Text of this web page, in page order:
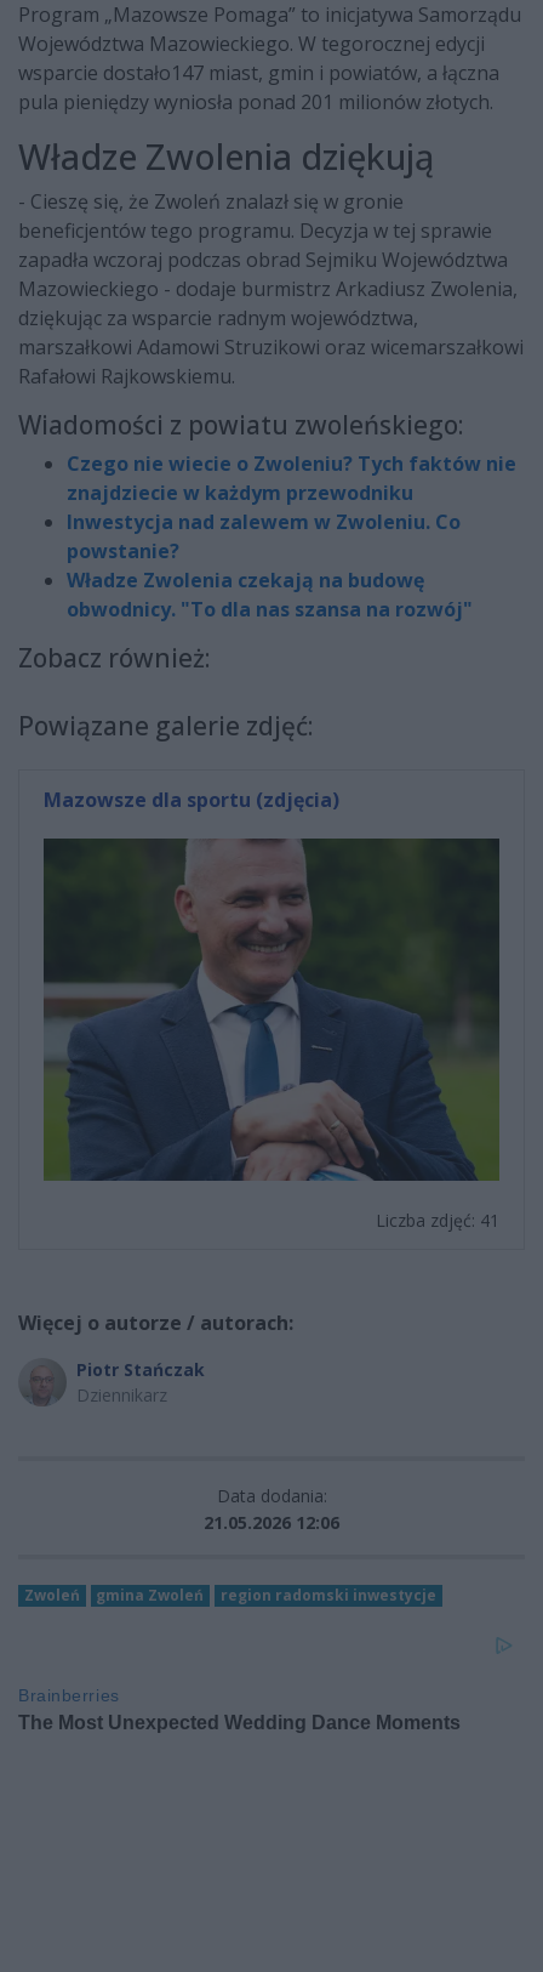
Program „Mazowsze Pomaga” to inicjatywa Samorządu
Województwa Mazowieckiego. W tegorocznej edycji
wsparcie dostało147 miast, gmin i powiatów, a łączna
pula pieniędzy wyniosła ponad 201 milionów złotych.
Władze Zwolenia dziękują
- Cieszę się, że Zwoleń znalazł się w gronie
beneficjentów tego programu. Decyzja w tej sprawie
zapadła wczoraj podczas obrad Sejmiku Województwa
Mazowieckiego - dodaje burmistrz Arkadiusz Zwolenia,
dziękując za wsparcie radnym województwa,
marszałkowi Adamowi Struzikowi oraz wicemarszałkowi
Rafałowi Rajkowskiemu.
Wiadomości z powiatu zwoleńskiego:
Czego nie wiecie o Zwoleniu? Tych faktów nie
znajdziecie w każdym przewodniku
Inwestycja nad zalewem w Zwoleniu. Co
powstanie?
Władze Zwolenia czekają na budowę
obwodnicy. "To dla nas szansa na rozwój"
Zobacz również:
Powiązane galerie zdjęć:
Mazowsze dla sportu (zdjęcia)
Liczba zdjęć: 41
Więcej o autorze / autorach:
Piotr Stańczak
Dziennikarz
Data dodania:
21.05.2026 12:06
Zwoleń gmina Zwoleń region radomski inwestycje